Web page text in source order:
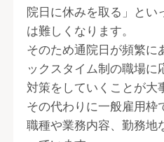
院日に休みを取る」とい
は難しくなります。
そのため通院日が頻繁に
ックスタイム制の職場に
対策をしていくことが大
その代わりに一般雇用枠
職種や業務内容、勤務地